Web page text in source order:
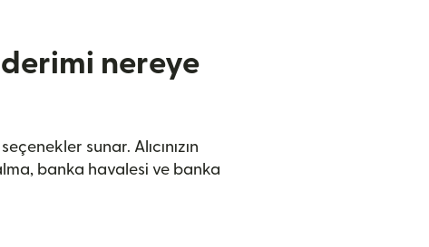
nereye
sunar. Alıcınızın
banka havalesi ve banka